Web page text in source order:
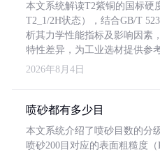
本文系统解读T2紫铜的国标硬
T2_1/2H状态），结合GB/T
析其力学性能指标及影响因素
特性差异，为工业选材提供参考
2026年8月4日
喷砂都有多少目
本文系统介绍了喷砂目数的分
喷砂200目对应的表面粗糙度